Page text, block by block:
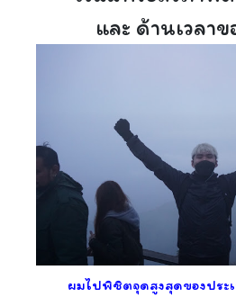
และ ด้านเวลาข
ผมไปพิชิตจุดสูงสุดของประ